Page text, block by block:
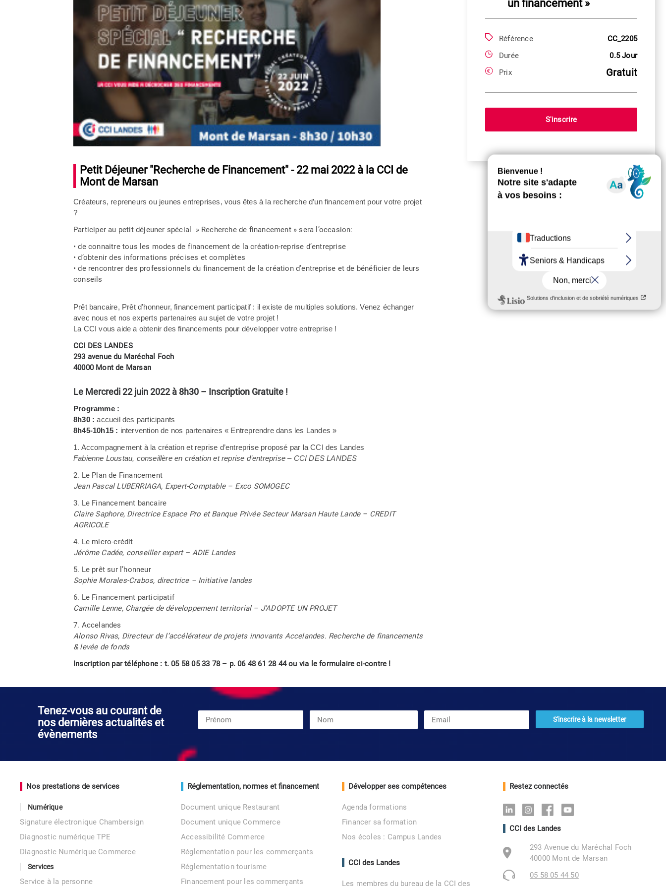
Petit Déjeuner "Recherche de Financement" - 22 mai 2022 à la CCI de
Mont de Marsan
Créateurs, repreneurs ou jeunes entreprises, vous êtes à la recherche d’un financement pour votre projet
?
Participer au petit déjeuner spécial » Recherche de financement » sera l’occasion:
• de connaitre tous les modes de financement de la création-reprise d’entreprise
• d’obtenir des informations précises et complètes
• de rencontrer des professionnels du financement de la création d’entreprise et de bénéficier de leurs
conseils
Prêt bancaire, Prêt d’honneur, financement participatif : il existe de multiples solutions. Venez échanger
avec nous et nos experts partenaires au sujet de votre projet !
La CCI vous aide a obtenir des financements pour développer votre entreprise !
CCI DES LANDES
293 avenue du Maréchal Foch
40000 Mont de Marsan
Le Mercredi 22 juin 2022 à 8h30 – Inscription Gratuite !
Programme :
8h30 : accueil des participants
8h45-10h15 : intervention de nos partenaires « Entreprendre dans les Landes »
1. Accompagnement à la création et reprise d’entreprise proposé par la CCI des Landes
Fabienne Loustau, conseillère en création et reprise d’entreprise – CCI DES LANDES
2. Le Plan de Financement
Jean Pascal LUBERRIAGA, Expert-Comptable – Exco SOMOGEC
3. Le Financement bancaire
Claire Saphore, Directrice Espace Pro et Banque Privée Secteur Marsan Haute Lande – CREDIT
AGRICOLE
4. Le micro-crédit
Jérôme Cadée, conseiller expert – ADIE Landes
5. Le prêt sur l’honneur
Sophie Morales-Crabos, directrice – Initiative landes
6. Le Financement participatif
Camille Lenne, Chargée de développement territorial – J’ADOPTE UN PROJET
7. Accelandes
Alonso Rivas, Directeur de l’accélérateur de projets innovants Accelandes. Recherche de financements
& levée de fonds
Inscription par téléphone : t. 05 58 05 33 78 – p. 06 48 61 28 44 ou via le formulaire ci-contre !
un financement »
Référence
CC_2205
Durée
0.5 Jour
Prix
Gratuit
S'inscrire
Tenez-vous au courant de
nos dernières actualités et
évènements
Nos prestations de services
Numérique
Signature électronique Chambersign
Diagnostic numérique TPE
Diagnostic Numérique Commerce
Services
Service à la personne
Réglementation, normes et financement
Document unique Restaurant
Document unique Commerce
Accessibilité Commerce
Réglementation pour les commerçants
Réglementation tourisme
Financement pour les commerçants
Développer ses compétences
Agenda formations
Financer sa formation
Nos écoles : Campus Landes
CCI des Landes
Les membres du bureau de la CCI des
Restez connectés
LinkedinInstagramFacebookYoutube
CCI des Landes
293 Avenue du Maréchal Foch
40000 Mont de Marsan
05 58 05 44 50